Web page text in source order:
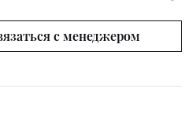
с менеджером